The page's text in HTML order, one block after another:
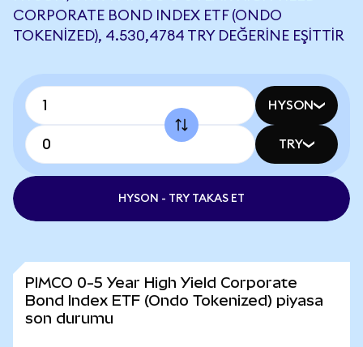
CORPORATE BOND INDEX ETF (ONDO
TOKENIZED), 4.530,4784 TRY DEĞERINE EŞITTIR
HYSON
TRY
HYSON - TRY TAKAS ET
PIMCO 0-5 Year High Yield Corporate
Bond Index ETF (Ondo Tokenized) piyasa
son durumu